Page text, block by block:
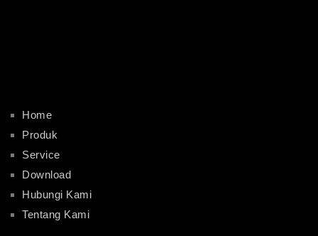
Home
Produk
Service
Download
Hubungi Kami
Tentang Kami